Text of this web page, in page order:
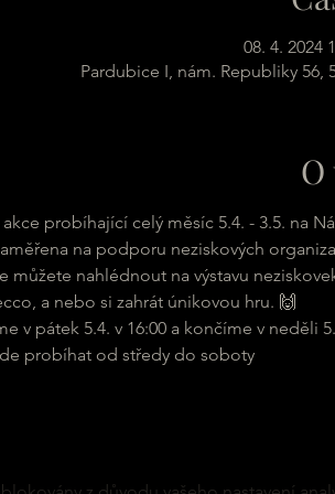
08. 4. 2024
Pardubice I, nám. Republiky 56,
probíhající celý měsíc 5.4. - 3.5. na
na podporu neziskových
můžete nahlédnout na výstavu
a nebo si zahrát únikovou hru. 🙌
v pátek 5.4. v 16:00 a končíme v neděli
probíhat od středy do soboty